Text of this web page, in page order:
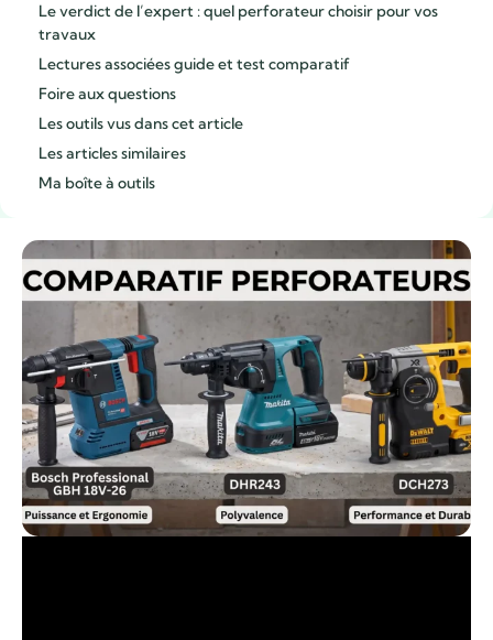
Le verdict de l’expert : quel perforateur choisir pour vos
travaux
Lectures associées guide et test comparatif
Foire aux questions
Les outils vus dans cet article
Les articles similaires
Ma boîte à outils